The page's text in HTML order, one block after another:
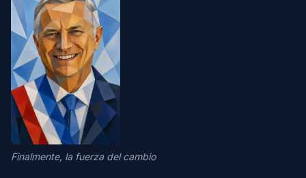
Finalmente, la fuerza del cambio